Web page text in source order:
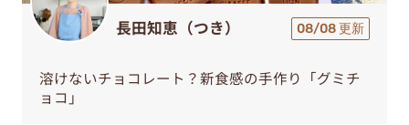
長田知恵（つき） 08/08 更新
溶けないチョコレート？新食感の手作り「グミチ
ョコ」